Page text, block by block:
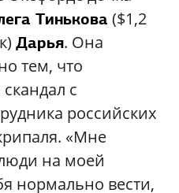
Тинькова ($1,2
Дарья. Она
тем, что
с
российских
«Мне
на моей
нормально вести,